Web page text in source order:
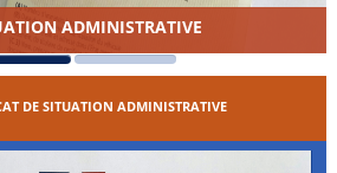
ADMINISTRATIVE
DE SITUATION ADMINISTRATIVE